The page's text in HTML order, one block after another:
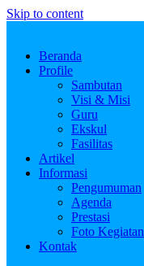
Skip to content
Beranda
Profile
Sambutan
Visi & Misi
Guru
Ekskul
Fasilitas
Artikel
Informasi
Pengumuman
Agenda
Prestasi
Foto Kegiatan
Kontak